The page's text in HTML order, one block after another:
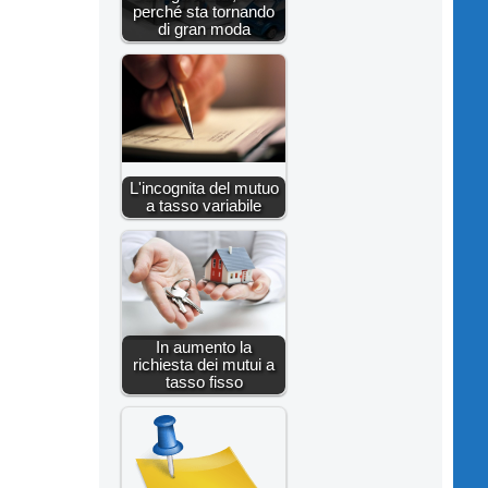
perché sta tornando
di gran moda
L'incognita del mutuo
a tasso variabile
In aumento la
richiesta dei mutui a
tasso fisso